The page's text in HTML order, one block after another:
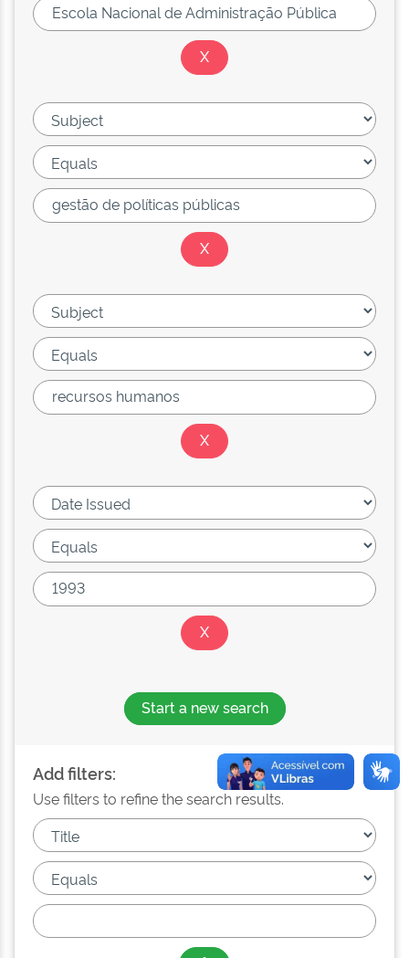
Start a new search
Add filters:
Use filters to refine the search results.